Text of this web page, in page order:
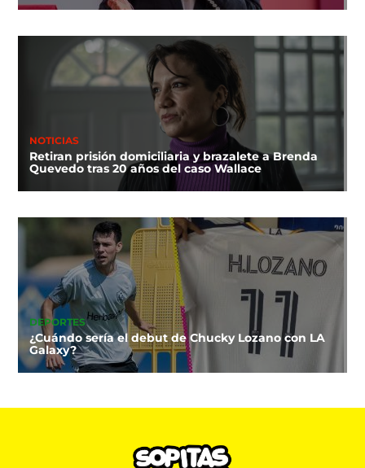
NOTICIAS
Retiran prisión domiciliaria y brazalete a Brenda
Quevedo tras 20 años del caso Wallace
DEPORTES
¿Cuándo sería el debut de Chucky Lozano con LA
Galaxy?